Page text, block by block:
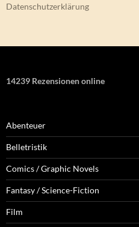
Datenschutzerklärung
14239 Rezensionen online
Abenteuer
Belletristik
Comics / Graphic Novels
Fantasy / Science-Fiction
Film